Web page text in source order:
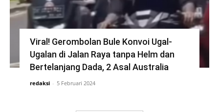
Viral! Gerombolan Bule Konvoi Ugal-
Ugalan di Jalan Raya tanpa Helm dan
Bertelanjang Dada, 2 Asal Australia
redaksi - 5 Februari 2024